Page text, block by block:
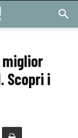
miglior
Scopri i